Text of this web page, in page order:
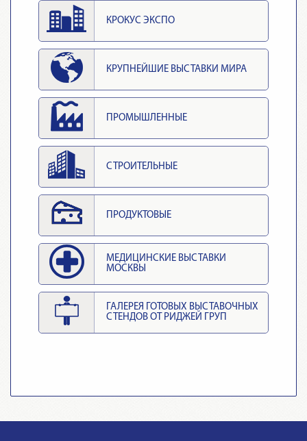
КРОКУС ЭКСПО
КРУПНЕЙШИЕ ВЫСТАВКИ МИРА
ПРОМЫШЛЕННЫЕ
СТРОИТЕЛЬНЫЕ
ПРОДУКТОВЫЕ
МЕДИЦИНСКИЕ ВЫСТАВКИ
МОСКВЫ
ГАЛЕРЕЯ ГОТОВЫХ ВЫСТАВОЧНЫХ
СТЕНДОВ ОТ РИДЖЕЙ ГРУП